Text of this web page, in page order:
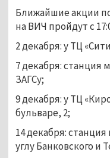
Ближайшие акции
на ВИЧ пройдут с
2 декабря: у ТЦ
7 декабря: станция
ЗАГСу;
9 декабря: у ТЦ
бульваре, 2;
14 декабря:
углу Банковского и